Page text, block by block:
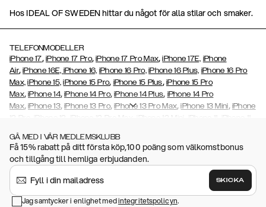
Hos IDEAL OF SWEDEN hittar du något för alla stilar och smaker.
TELEFONMODELLER
iPhone 17, iPhone 17 Pro,iPhone 17 Pro Max,iPhone 17E, iPhone
Air,iPhone 16E, iPhone 16, iPhone 16 Pro, iPhone 16 Plus, iPhone 16 Pro
Max, iPhone 15, iPhone 15 Pro, iPhone 15 Plus, iPhone 15 Pro
Max,iPhone 14,iPhone 14 Pro,iPhone 14 Plus, iPhone 14 Pro
Max,iPhone 13,iPhone 13 Pro,iPhone 13 Pro Max,iPhone 13 Mini, iPhone
12 Pro
iPhone 12 iPhone 12 Pro Max iPhone 12 Mini iPhone 11
iPhone 11
iPhone SE (2020/2022),iPhone 8 ,
iPhone 7
, iPhone 6/6s , iPhone 6/6s Plus, iPhone 5/5s/SE ,
Galaxy S26+,Galaxy S26 Ultra, Galaxy S25, Galaxy S25+,Galaxy S25
Ultra, Galaxy S24, Galaxy S24+, Galaxy S23,Galaxy
S23+
Galaxy S22 Plus,
Galaxy S22 Ultra,Galaxy S21,Galaxy S21 Plus,Galaxy S21 Ultra
GÅ MED I VÅR MEDLEMSKLUBB
Få 15% rabatt på ditt första köp,100 poäng som välkomstbonus
och tillgång till hemliga erbjudanden.
SKICKA
Jag samtycker i enlighet medintegritetspolicyn.